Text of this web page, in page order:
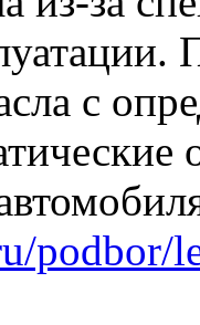
с
podbor/